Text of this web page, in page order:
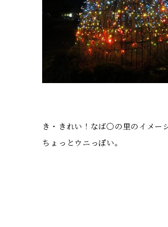
き・きれい！なば〇の里のイメー
ちょっとウニっぽい。